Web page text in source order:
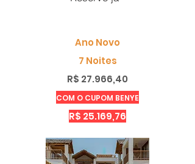
Ano Novo
7 Noites
R$ 27.966,40
COM O CUPOM BENYE
R$ 25.169,76